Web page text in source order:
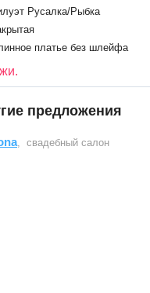
Русалка/Рыбка
платье без шлейфа
предложения
, свадебный салон